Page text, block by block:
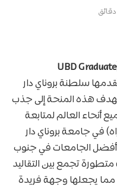
منحة جامعة بروناي دار السلام (UBD Graduate
سلطنة بروناي دار
تهدف هذه المنحة إلى جذب
أنحاء العالم لمتابعة
في جامعة بروناي دار
أفضل الجامعات في جنوب
متطورة تجمع بين التقاليد
مما يجعلها وجهة فريدة